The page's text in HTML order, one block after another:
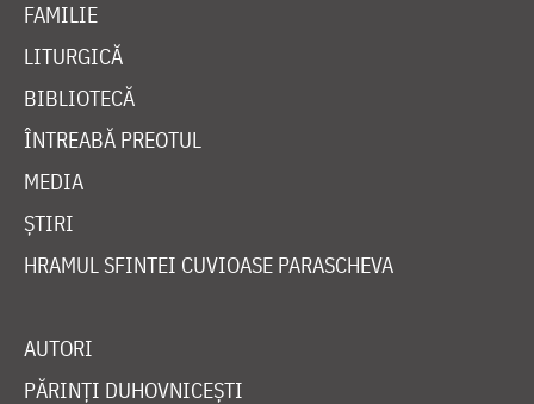
FAMILIE
LITURGICĂ
BIBLIOTECĂ
ÎNTREABĂ PREOTUL
MEDIA
ȘTIRI
HRAMUL SFINTEI CUVIOASE PARASCHEVA
AUTORI
PĂRINȚI DUHOVNICEȘTI